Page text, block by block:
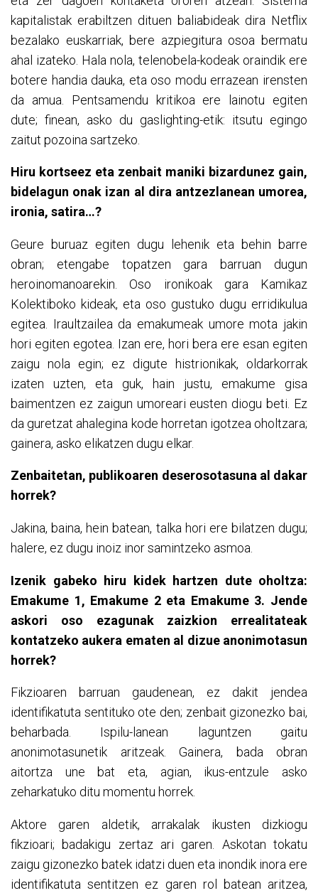
kapitalistak erabiltzen dituen baliabideak dira Netflix
bezalako euskarriak, bere azpiegitura osoa bermatu
ahal izateko. Hala nola, telenobela-kodeak oraindik ere
botere handia dauka, eta oso modu errazean irensten
da amua. Pentsamendu kritikoa ere lainotu egiten
dute; finean, asko du gaslighting-etik: itsutu egingo
zaitut pozoina sartzeko.
Hiru kortseez eta zenbait maniki bizardunez gain,
bidelagun onak izan al dira antzezlanean umorea,
ironia, satira…?
Geure buruaz egiten dugu lehenik eta behin barre
obran; etengabe topatzen gara barruan dugun
heroinomanoarekin. Oso ironikoak gara Kamikaz
Kolektiboko kideak, eta oso gustuko dugu erridikulua
egitea. Iraultzailea da emakumeak umore mota jakin
hori egiten egotea. Izan ere, hori bera ere esan egiten
zaigu nola egin; ez digute histrionikak, oldarkorrak
izaten uzten, eta guk, hain justu, emakume gisa
baimentzen ez zaigun umoreari eusten diogu beti. Ez
da guretzat ahalegina kode horretan igotzea oholtzara;
gainera, asko elikatzen dugu elkar.
Zenbaitetan, publikoaren deserosotasuna al dakar
horrek?
Jakina, baina, hein batean, talka hori ere bilatzen dugu;
halere, ez dugu inoiz inor samintzeko asmoa.
Izenik gabeko hiru kidek hartzen dute oholtza:
Emakume 1, Emakume 2 eta Emakume 3. Jende
askori oso ezagunak zaizkion errealitateak
kontatzeko aukera ematen al dizue anonimotasun
horrek?
Fikzioaren barruan gaudenean, ez dakit jendea
identifikatuta sentituko ote den; zenbait gizonezko bai,
beharbada. Ispilu-lanean laguntzen gaitu
anonimotasunetik aritzeak. Gainera, bada obran
aitortza une bat eta, agian, ikus-entzule asko
zeharkatuko ditu momentu horrek.
Aktore garen aldetik, arrakalak ikusten dizkiogu
fikzioari; badakigu zertaz ari garen. Askotan tokatu
zaigu gizonezko batek idatzi duen eta inondik inora ere
identifikatuta sentitzen ez garen rol batean aritzea,